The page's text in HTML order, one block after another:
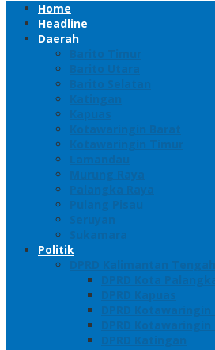
Home
Headline
Daerah
Barito Timur
Barito Utara
Barito Selatan
Katingan
Kapuas
Kotawaringin Barat
Kotawaringin Timur
Lamandau
Murung Raya
Palangka Raya
Pulang Pisau
Seruyan
Sukamara
Politik
DPRD Kalimantan Tengah
DPRD Kota
DPRD Kapuas
DPRD
DPRD
DPRD Katingan